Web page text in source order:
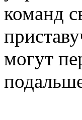
команд
могут